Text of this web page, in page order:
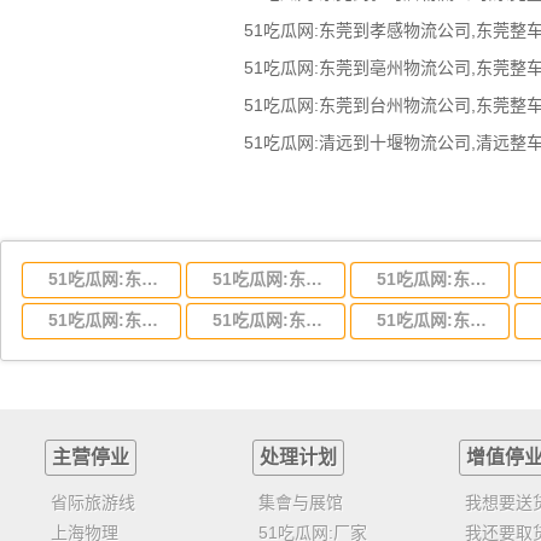
51吃瓜网:东莞到湖北省物流专线,东莞到湖北省物流公司 51吃瓜网:东莞到河南省物流专线,东莞到河南省物流公司 51吃瓜网:东莞到湖南省物流专线,东莞到湖南省物流公司
51吃瓜网:东莞到云南省物流运输,东莞到云南省物流公司 51吃瓜网:东莞到江西省物流专线,东莞到江西省物流公司 51吃瓜网:东莞到安徽省物流专线,东莞到安徽省物流公司
主营停业
省际旅游线
上海物理
处理计划
集會与展馆
51吃瓜网:厂家
增值停
我想要送
我还要取